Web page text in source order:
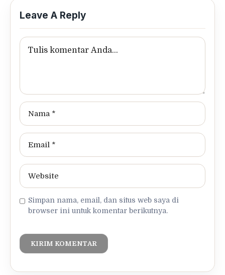
Leave A Reply
Simpan nama, email, dan situs web saya di
browser ini untuk komentar berikutnya.